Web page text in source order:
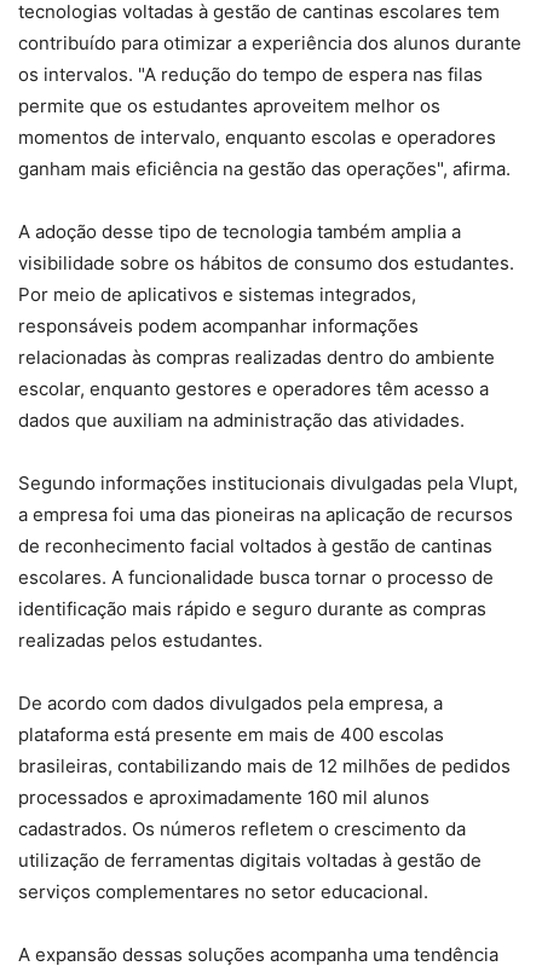
tecnologias voltadas à gestão de cantinas escolares tem
contribuído para otimizar a experiência dos alunos durante
os intervalos. "A redução do tempo de espera nas filas
permite que os estudantes aproveitem melhor os
momentos de intervalo, enquanto escolas e operadores
ganham mais eficiência na gestão das operações", afirma.
A adoção desse tipo de tecnologia também amplia a
visibilidade sobre os hábitos de consumo dos estudantes.
Por meio de aplicativos e sistemas integrados,
responsáveis podem acompanhar informações
relacionadas às compras realizadas dentro do ambiente
escolar, enquanto gestores e operadores têm acesso a
dados que auxiliam na administração das atividades.
Segundo informações institucionais divulgadas pela Vlupt,
a empresa foi uma das pioneiras na aplicação de recursos
de reconhecimento facial voltados à gestão de cantinas
escolares. A funcionalidade busca tornar o processo de
identificação mais rápido e seguro durante as compras
realizadas pelos estudantes.
De acordo com dados divulgados pela empresa, a
plataforma está presente em mais de 400 escolas
brasileiras, contabilizando mais de 12 milhões de pedidos
processados e aproximadamente 160 mil alunos
cadastrados. Os números refletem o crescimento da
utilização de ferramentas digitais voltadas à gestão de
serviços complementares no setor educacional.
A expansão dessas soluções acompanha uma tendência